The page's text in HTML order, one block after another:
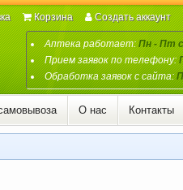
Аптека работает:Пн - Пт с
Прием заявок по телефону:
Обработка заявок с сайта:
Корзина Создать аккаунт
О нас Контакты